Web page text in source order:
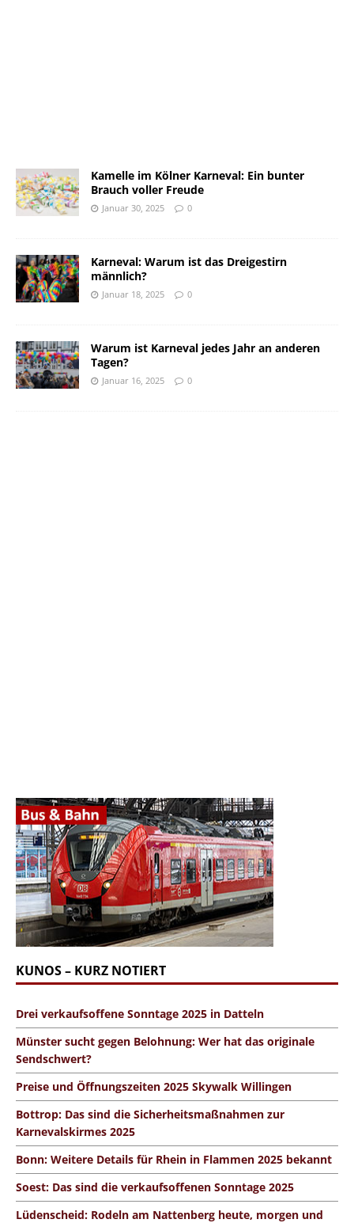
Kamelle im Kölner Karneval: Ein bunter
Brauch voller Freude
Januar 30, 2025 0
Karneval: Warum ist das Dreigestirn
männlich?
Januar 18, 2025 0
Warum ist Karneval jedes Jahr an anderen
Tagen?
Januar 16, 2025 0
KUNOS – KURZ NOTIERT
Drei verkaufsoffene Sonntage 2025 in Datteln
Münster sucht gegen Belohnung: Wer hat das originale
Sendschwert?
Preise und Öffnungszeiten 2025 Skywalk Willingen
Bottrop: Das sind die Sicherheitsmaßnahmen zur
Karnevalskirmes 2025
Bonn: Weitere Details für Rhein in Flammen 2025 bekannt
Soest: Das sind die verkaufsoffenen Sonntage 2025
Lüdenscheid: Rodeln am Nattenberg heute, morgen und